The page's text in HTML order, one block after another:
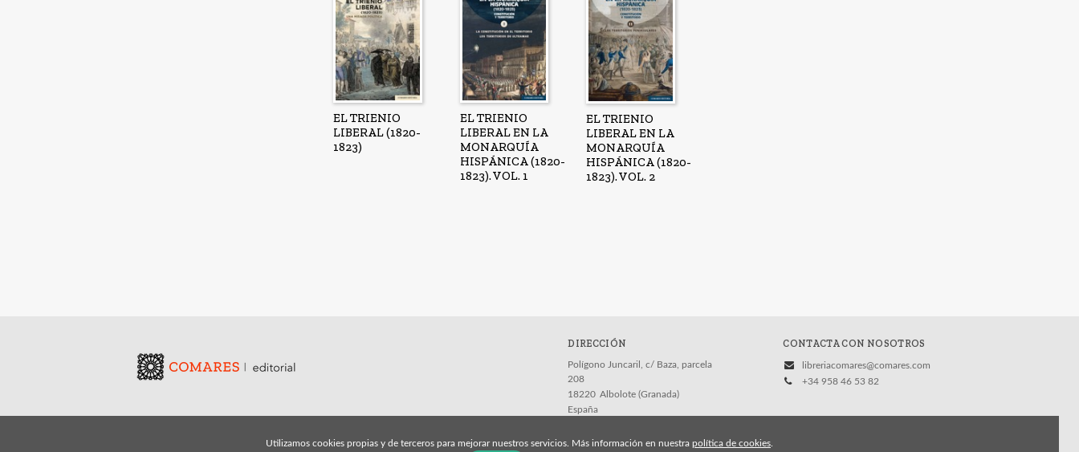
EL TRIENIO
LIBERAL (1820-
1823)
EL TRIENIO
LIBERAL EN LA
MONARQUÍA
HISPÁNICA (1820-
1823). VOL. 1
EL TRIENIO
LIBERAL EN LA
MONARQUÍA
HISPÁNICA (1820-
1823). VOL. 2
DIRECCIÓN
Polígono Juncaril, c/ Baza, parcela
208
18220 Albolote (Granada)
España
CONTACTA CON NOSOTROS
libreriacomares@comares.com
+34 958 46 53 82
Utilizamos cookies propias y de terceros para mejorar nuestros servicios. Más información en nuestra política de cookies